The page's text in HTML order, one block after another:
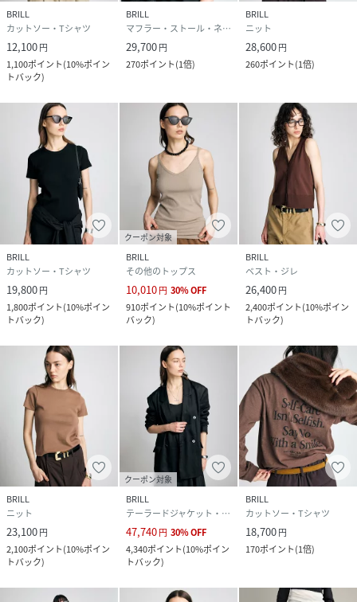
BRILL
カットソー・Tシャツ
12,100円
1,100ポイント(10%ポイン
トバック)
BRILL
マフラー・ストール・ネックウォーマー
29,700円
270ポイント(1倍)
BRILL
ニット
28,600円
260ポイント(1倍)
BRILL
カットソー・Tシャツ
19,800円
1,800ポイント(10%ポイン
トバック)
クーポン対象
BRILL
その他のトップス
10,010円 30%OFF
910ポイント(10%ポイント
バック)
BRILL
ベスト・ジレ
26,400円
2,400ポイント(10%ポイン
トバック)
BRILL
ニット
23,100円
2,100ポイント(10%ポイン
トバック)
クーポン対象
BRILL
テーラードジャケット・ブレザー
47,740円 30%OFF
4,340ポイント(10%ポイン
トバック)
BRILL
カットソー・Tシャツ
18,700円
170ポイント(1倍)